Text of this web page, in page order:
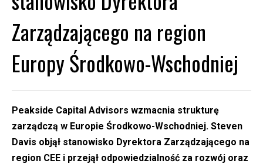
Zarządzającego na region
Europy Środkowo-Wschodniej
Peakside Capital Advisors wzmacnia strukturę
zarządczą w Europie Środkowo-Wschodniej. Steven
Davis objął stanowisko Dyrektora Zarządzającego na
region CEE i przejął odpowiedzialność za rozwój oraz